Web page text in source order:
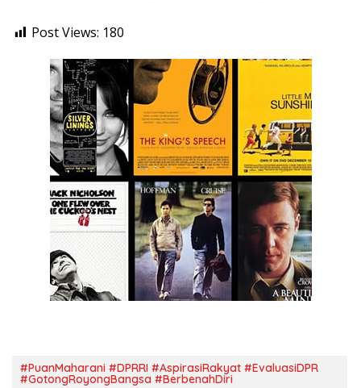
Post Views: 180
#PuanMaharani #DPRRI #AspirasiRakyat #EvaluasiDPR
#GotongRoyongBangsa #BerbenahDiri